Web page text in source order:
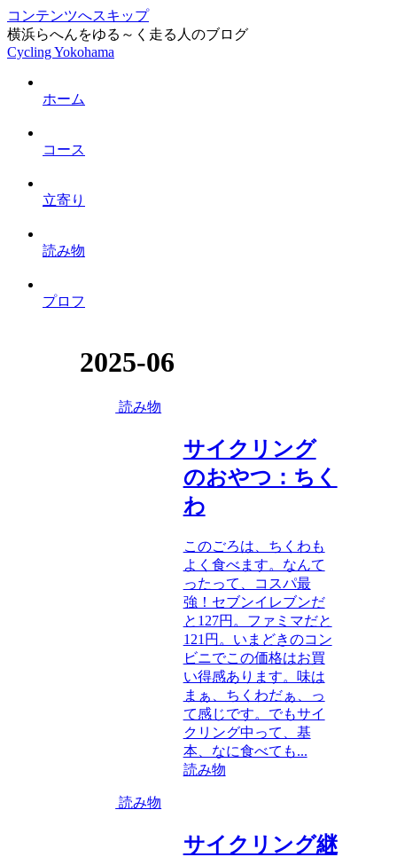
コンテンツへスキップ
横浜らへんをゆる～く走る人のブログ
Cycling Yokohama
ホーム
コース
立寄り
読み物
プロフ
2025-06
読み物
サイクリング
のおやつ：ちく
わ
このごろは、ちくわも
よく食べます。なんて
ったって、コスパ最
強！セブンイレブンだ
と127円。ファミマだと
121円。いまどきのコン
ビニでこの価格はお買
い得感あります。味は
まぁ、ちくわだぁ、っ
て感じです。でもサイ
クリング中って、基
本、なに食べても...
読み物
読み物
サイクリング継